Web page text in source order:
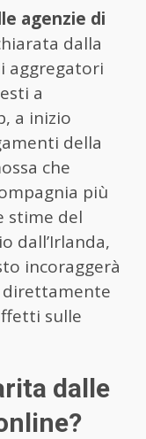
agenzie di
dalla
aggregatori
a
a inizio
della
che
più
stime del
dall’Irlanda,
incoraggerà
direttamente
sulle
dalle